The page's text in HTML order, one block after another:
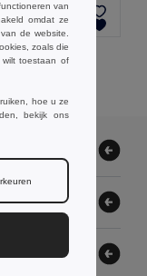
toevoegen
van
omdat ze
de website.
zoals die
toestaan of
hoe u ze
bekijk ons